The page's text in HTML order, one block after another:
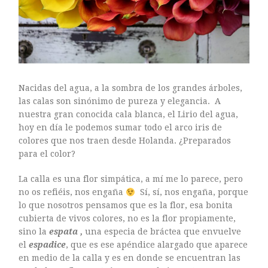
ARTE FLORAL
BLOGS
Bodas
CULTIVOS
EXPOSICIONES
flores
FLORISTERÍAS
FOTOGRAFIA
INSTAGRAM
LOS PINTORES Y LAS FLORES
MAESTROS FLORISTAS
MARKETING
ramos de novia
Nacidas del agua, a la sombra de los grandes árboles,
las calas son sinónimo de pureza y elegancia. A
nuestra gran conocida cala blanca, el Lirio del agua,
hoy en día le podemos sumar todo el arco iris de
colores que nos traen desde Holanda. ¿Preparados
para el color?
La calla es una flor simpática, a mí me lo parece, pero
no os refiéis, nos engaña
Sí, sí, nos engaña, porque
lo que nosotros pensamos que es la flor, esa bonita
cubierta de vivos colores, no es la flor propiamente,
sino laespata , una especia de bráctea que envuelve
elespadice, que es ese apéndice alargado que aparece
en medio de la calla y es en donde se encuentran las